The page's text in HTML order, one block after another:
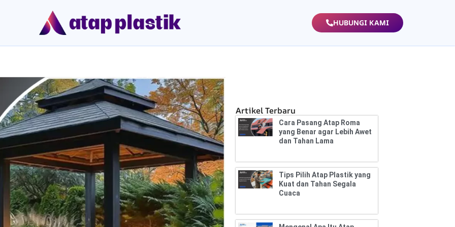
HUBUNGI KAMI
Artikel Terbaru
Cara Pasang Atap Roma
yang Benar agar Lebih Awet
dan Tahan Lama
Tips Pilih Atap Plastik yang
Kuat dan Tahan Segala
Cuaca